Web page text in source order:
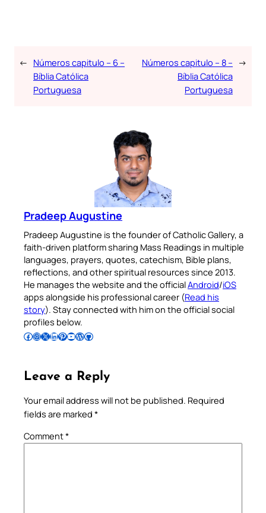
← Números capitulo – 6 –
Bíblia Católica
Portuguesa
Números capitulo – 8 –
Bíblia Católica
Portuguesa
→
Pradeep Augustine
Pradeep Augustine is the founder of Catholic Gallery, a
faith-driven platform sharing Mass Readings in multiple
languages, prayers, quotes, catechism, Bible plans,
reflections, and other spiritual resources since 2013.
He manages the website and the officialAndroid/iOS
apps alongside his professional career (Read his
story). Stay connected with him on the official social
profiles below.
Follow Pradeep on Facebook Follow Pradeep on InstagramFollow Pradeep on X Follow Pradeep on LinkedIn Follow Pradeep on Pinterest Subscribe to Pradeep’s Youtube Channel Follow Pradeep on WordPress Follow Pradeep on GitHub
Leave a Reply
Your email address will not be published. Required
fields are marked *
Comment*